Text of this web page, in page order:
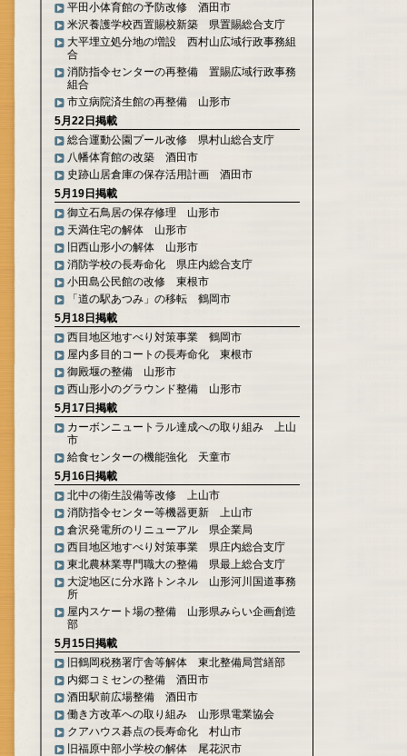
平田小体育館の予防改修 酒田市
米沢養護学校西置賜校新築 県置賜総合支庁
大平埋立処分地の増設 西村山広域行政事務組
合
消防指令センターの再整備 置賜広域行政事務
組合
市立病院済生館の再整備 山形市
5月22日掲載
総合運動公園プール改修 県村山総合支庁
八幡体育館の改築 酒田市
史跡山居倉庫の保存活用計画 酒田市
5月19日掲載
御立石鳥居の保存修理 山形市
天満住宅の解体 山形市
旧西山形小の解体 山形市
消防学校の長寿命化 県庄内総合支庁
小田島公民館の改修 東根市
「道の駅あつみ」の移転 鶴岡市
5月18日掲載
西目地区地すべり対策事業 鶴岡市
屋内多目的コートの長寿命化 東根市
御殿堰の整備 山形市
西山形小のグラウンド整備 山形市
5月17日掲載
カーボンニュートラル達成への取り組み 上山
市
給食センターの機能強化 天童市
5月16日掲載
北中の衛生設備等改修 上山市
消防指令センター等機器更新 上山市
倉沢発電所のリニューアル 県企業局
西目地区地すべり対策事業 県庄内総合支庁
東北農林業専門職大の整備 県最上総合支庁
大淀地区に分水路トンネル 山形河川国道事務
所
屋内スケート場の整備 山形県みらい企画創造
部
5月15日掲載
旧鶴岡税務署庁舎等解体 東北整備局営繕部
内郷コミセンの整備 酒田市
酒田駅前広場整備 酒田市
働き方改革への取り組み 山形県電業協会
クアハウス碁点の長寿命化 村山市
旧福原中部小学校の解体 尾花沢市